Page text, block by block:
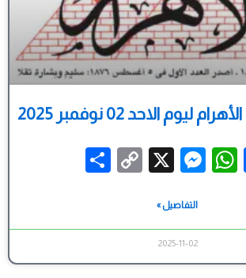
ليوم الاحد 02 نوفمبر 2025
Facebook
WhatsApp
Messenger
X
Copy
التفاصيل »
2025-11-02